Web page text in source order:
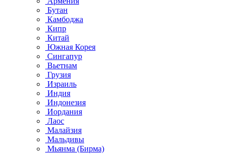
Бутан
Камбоджа
Кипр
Китай
Южная Корея
Сингапур
Вьетнам
Грузия
Израиль
Индия
Индонезия
Иордания
Лаос
Малайзия
Мальдивы
Мьянма (Бирма)